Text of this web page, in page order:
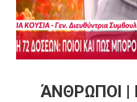
ΆΝΘΡΩΠΟΙ |